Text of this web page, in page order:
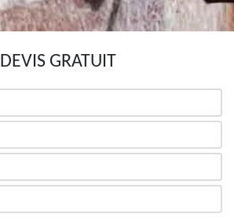
DEVIS GRATUIT